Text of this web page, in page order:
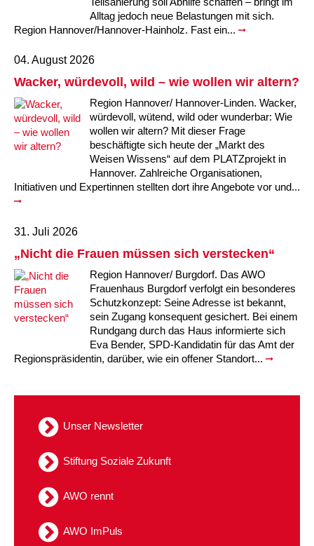
Alltag jedoch neue Belastungen mit sich.
Region Hannover/Hannover-Hainholz. Fast ein...
04. August 2026
Wacker, würdevoll, wild – wie wollen wir altern?
Region Hannover/ Hannover-Linden. Wacker,
würdevoll, wütend, wild oder wunderbar: Wie
wollen wir altern? Mit dieser Frage
beschäftigte sich heute der „Markt des
Weisen Wissens“ auf dem PLATZprojekt in
Hannover. Zahlreiche Organisationen,
Initiativen und Expertinnen stellten dort ihre Angebote vor und...
31. Juli 2026
„Nicht die Frauen müssen sich verstecken“
Region Hannover/ Burgdorf. Das AWO
Frauenhaus Burgdorf verfolgt ein besonderes
Schutzkonzept: Seine Adresse ist bekannt,
sein Zugang konsequent gesichert. Bei einem
Rundgang durch das Haus informierte sich
Eva Bender, SPD-Kandidatin für das Amt der
Regionspräsidentin, darüber, wie ein offener Standort...
Unser Newsletter
Stiftung Soziale Zukunft
AWO rennt
AWO ImPuls